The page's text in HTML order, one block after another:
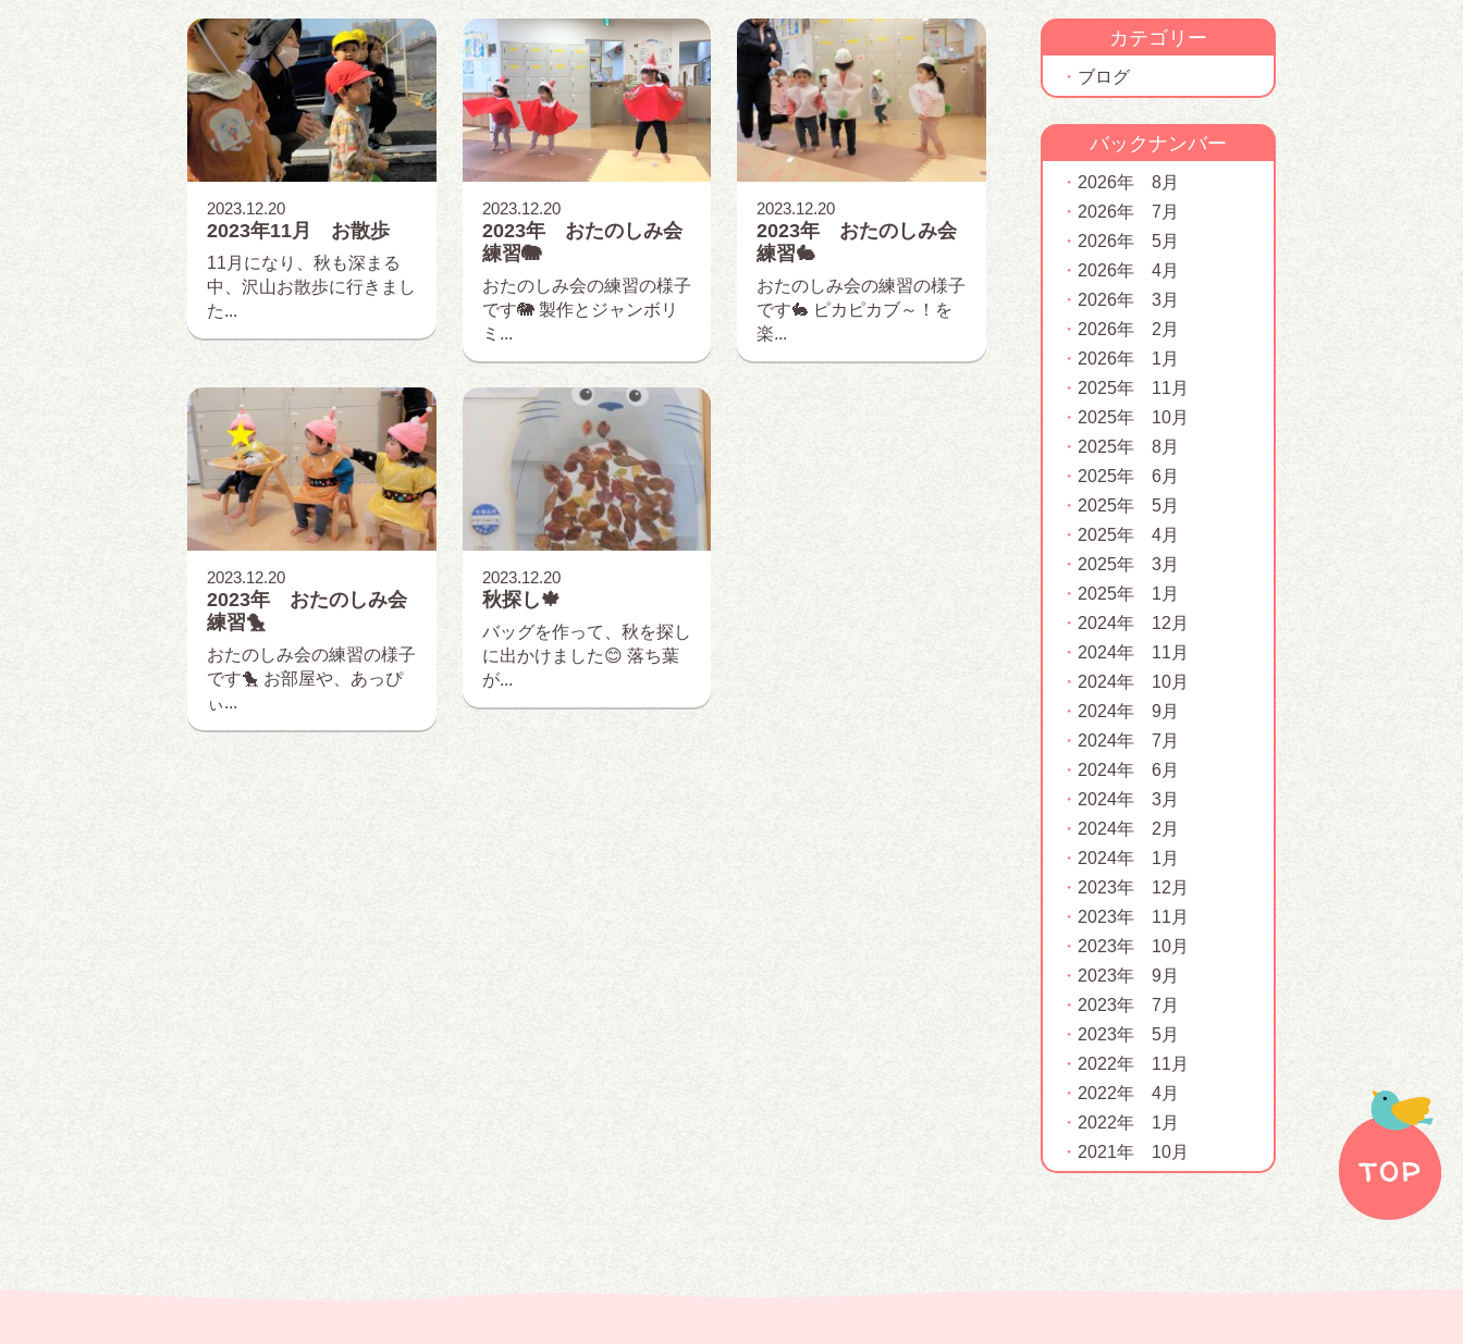
2023.12.20
2023年11月 お散歩
11月になり、秋も深まる
中、沢山お散歩に行きまし
た...
2023.12.20
2023年 おたのしみ会
練習🐘
おたのしみ会の練習の様子
です🐘 製作とジャンボリ
ミ...
2023.12.20
2023年 おたのしみ会
練習🐇
おたのしみ会の練習の様子
です🐇 ピカピカブ～！を
楽...
2023.12.20
2023年 おたのしみ会
練習🐤
おたのしみ会の練習の様子
です🐤 お部屋や、あっぴ
ぃ...
2023.12.20
秋探し🍁
バッグを作って、秋を探し
に出かけました😊 落ち葉
が...
カテゴリー
ブログ
バックナンバー
2026年 8月
2026年 7月
2026年 5月
2026年 4月
2026年 3月
2026年 2月
2026年 1月
2025年 11月
2025年 10月
2025年 8月
2025年 6月
2025年 5月
2025年 4月
2025年 3月
2025年 1月
2024年 12月
2024年 11月
2024年 10月
2024年 9月
2024年 7月
2024年 6月
2024年 3月
2024年 2月
2024年 1月
2023年 12月
2023年 11月
2023年 10月
2023年 9月
2023年 7月
2023年 5月
2022年 11月
2022年 4月
2022年 1月
2021年 10月